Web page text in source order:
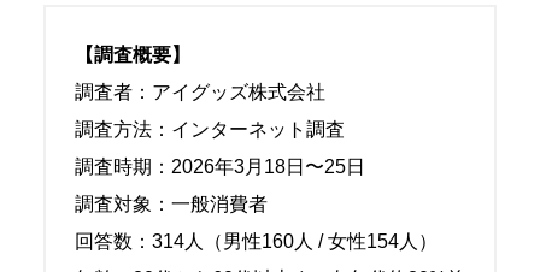
【調査概要】
調査者：アイグッズ株式会社
調査方法：インターネット調査
調査時期：2026年3月18日〜25日
調査対象：一般消費者
回答数：314人（男性160人 / 女性154人）